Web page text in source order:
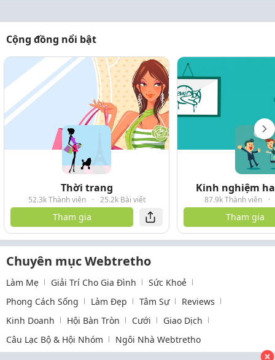
Cộng đồng nổi bật
Thời trang
52.3k Thành viên · 25.2k Bài viết
Tham gia
Kinh nghiệm
87.9k Thành viên ·
Tham gia
Chuyên mục Webtretho
Làm Mẹ Giải Trí Cho Gia Đình
Sức Khoẻ
Phong Cách Sống
Làm Đẹp Tâm Sự
Reviews
Kinh Doanh
Hội Bàn Tròn Cưới
Giao Dịch
Câu Lạc Bộ & Hội Nhóm
Ngôi Nhà Webtretho